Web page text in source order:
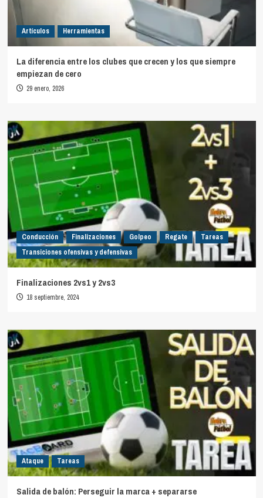
Artículos Herramientas
La diferencia entre los clubes que crecen y los que siempre
empiezan de cero
29 enero, 2026
Conducción Finalizaciones Golpeo Regate
Tareas
Transiciones ofensivas y defensivas
Finalizaciones 2vs1 y 2vs3
18 septiembre, 2024
Ataque Tareas
Salida de balón: Perseguir la marca + separarse